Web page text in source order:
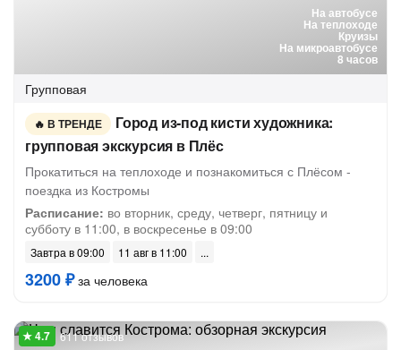
На автобусе
На теплоходе
Круизы
На микроавтобусе
8 часов
Групповая
В ТРЕНДЕ
Город из-под кисти художника:
групповая экскурсия в Плёс
Прокатиться на теплоходе и познакомиться с Плёсом -
поездка из Костромы
Расписание: во вторник, среду, четверг, пятницу и
субботу в 11:00, в воскресенье в 09:00
Завтра в 09:00 11 авг в 11:00
3200 ₽за человека
611 отзывов